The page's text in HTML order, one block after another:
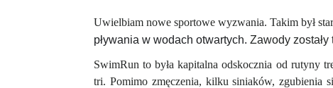
Uwielbiam nowe sportowe wyzwania. Takim był
pływania w wodach otwartych. Zawody
SwimRun to była kapitalna odskocznia od rutyny
tri. Pomimo zmęczenia, kilku siniaków, zgubienia